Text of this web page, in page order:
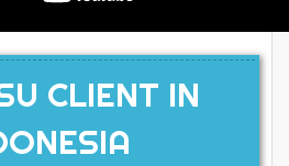
CLIENT IN